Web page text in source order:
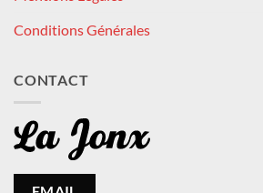
Conditions Générales
CONTACT